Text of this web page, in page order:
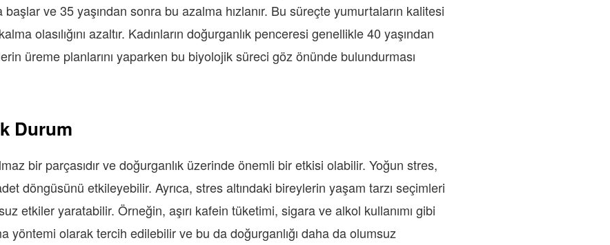
ve 35 yaşından sonra bu azalma hızlanır. Bu süreçte yumurtaların kalitesi
olasılığını azaltır. Kadınların doğurganlık penceresi genellikle 40 yaşından
üreme planlarını yaparken bu biyolojik süreci göz önünde bulundurması
Durum
bir parçasıdır ve doğurganlık üzerinde önemli bir etkisi olabilir. Yoğun stres,
döngüsünü etkileyebilir. Ayrıca, stres altındaki bireylerin yaşam tarzı seçimleri
etkiler yaratabilir. Örneğin, aşırı kafein tüketimi, sigara ve alkol kullanımı gibi
yöntemi olarak tercih edilebilir ve bu da doğurganlığı daha da olumsuz